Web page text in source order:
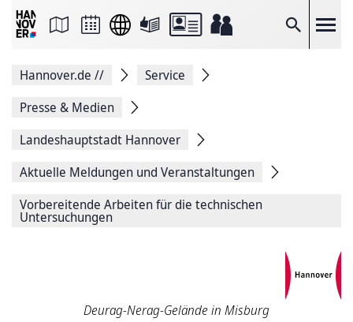
Suche
Seite
Facebook
teilen
Seitenlink
Seite
Hannover.de //
Service
Presse & Medien
Landeshauptstadt Hannover
Aktuelle Meldungen und Veranstaltungen
Vorbereitende Arbeiten für die technischen
Untersuchungen
Deurag-Nerag-Gelände in Misburg